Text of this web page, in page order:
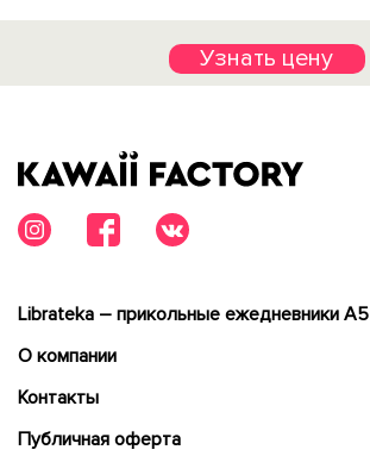
Узнать цену
Librateka – прикольные ежедневники А5
О компании
Контакты
Публичная оферта